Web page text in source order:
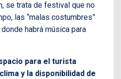
se trata de festival que no
las “malas costumbres”
habrá música para
para el turista
y la disponibilidad de